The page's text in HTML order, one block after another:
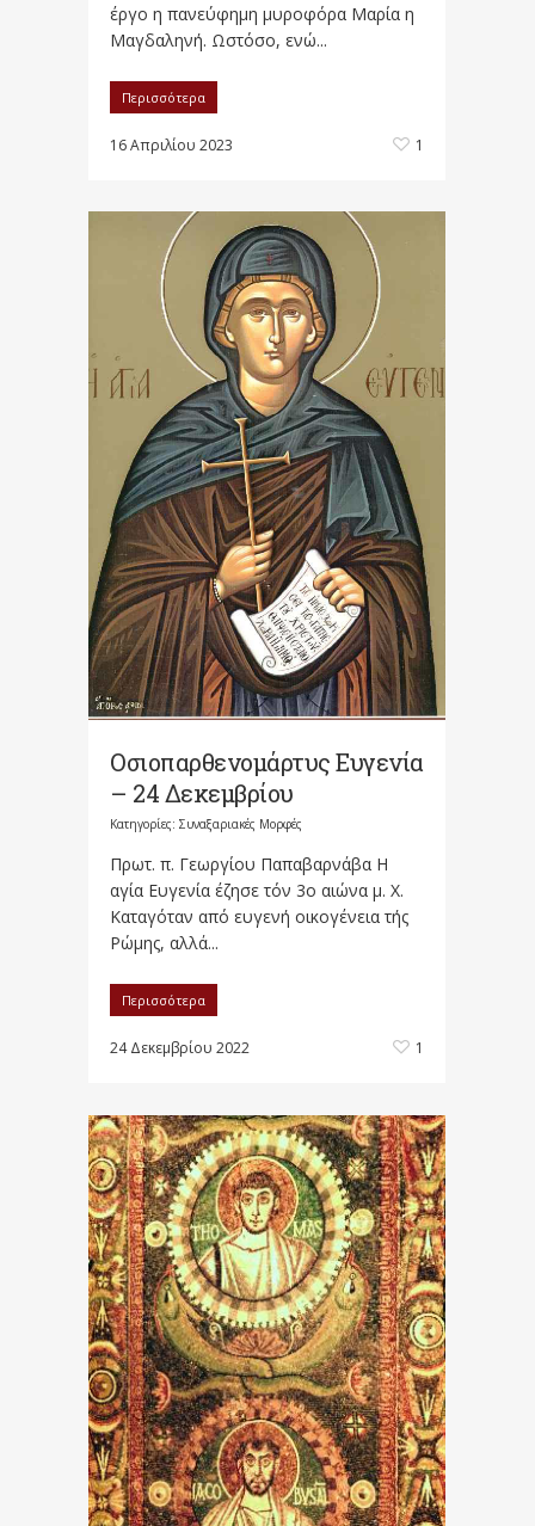
έργο η πανεύφημη μυροφόρα Μαρία η
Μαγδαληνή. Ωστόσο, ενώ...
Περισσότερα
16 Απριλίου 2023 1
Οσιοπαρθενομάρτυς Ευγενία
– 24 Δεκεμβρίου
Κατηγορίες: Συναξαριακές Μορφές
Πρωτ. π. Γεωργίου Παπαβαρνάβα Η
αγία Ευγενία έζησε τόν 3ο αιώνα μ. Χ.
Καταγόταν από ευγενή οικογένεια τής
Ρώμης, αλλά...
Περισσότερα
24 Δεκεμβρίου 2022 1